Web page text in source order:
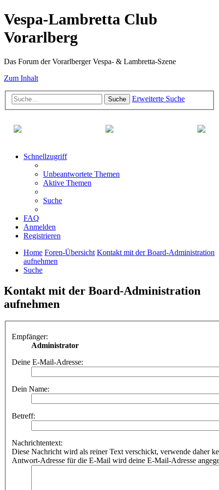
Vespa-Lambretta Club
Vorarlberg
Das Forum der Vorarlberger Vespa- & Lambretta-Szene
Zum Inhalt
Suche Erweiterte Suche
Schnellzugriff
Unbeantwortete Themen
Aktive Themen
Suche
FAQ
Anmelden
Registrieren
Home Foren-Übersicht Kontakt mit der Board-Administration
aufnehmen
Suche
Kontakt mit der Board-Administration
aufnehmen
Empfänger:
Administrator
Deine E-Mail-Adresse:
Dein Name:
Betreff:
Nachrichtentext:
Diese Nachricht wird als reiner Text verschickt, verwende daher
Antwort-Adresse für die E-Mail wird deine E-Mail-Adresse